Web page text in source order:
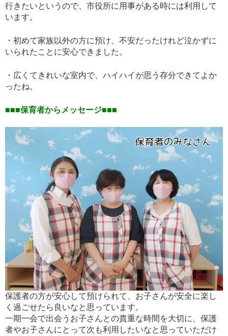
行きたいというので、市役所に用事がある時には利用して
います。
・初めて家族以外の方に預け、不安だったけれど泣かずに
いられたことに安心できました。
・広くてきれいな室内で、ハイハイが思う存分できてよか
ったね。
■■■保育者からメッセージ■■■
保護者の方が安心して預けられて、お子さんが安全に楽し
く過ごせたら良いなと思っています。
一期一会で出会うお子さんとの貴重な時間を大切に、保護
者やお子さんにとって次も利用したいなと思っていただけ